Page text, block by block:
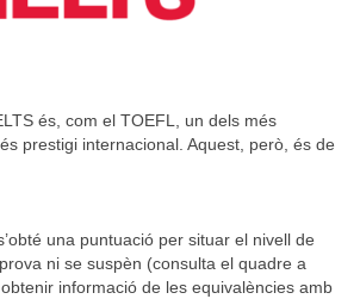
és, com el TOEFL, un dels més
prestigi internacional. Aquest, però, és de
una puntuació per situar el nivell de
ni se suspèn (consulta el quadre a
obtenir informació de les equivalències amb